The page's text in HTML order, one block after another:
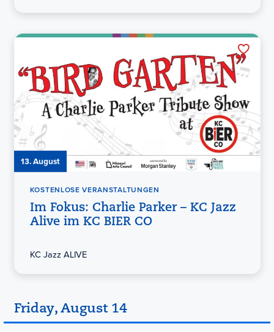
13. August
KOSTENLOSE VERANSTALTUNGEN
Im Fokus: Charlie Parker – KC Jazz
Alive im KC BIER CO
KC Jazz ALIVE
Friday, August 14